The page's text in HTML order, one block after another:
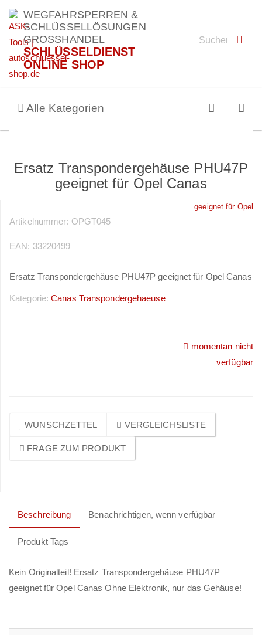
WEGFAHRSPERREN &
SCHLÜSSELLÖSUNGEN
GROSSHANDEL
SCHLÜSSELDIENST
ONLINE SHOP
Alle Kategorien
Ersatz Transpondergehäuse PHU47P
geeignet für Opel Canas
geeignet für Opel
Artikelnummer: OPGT045
EAN: 33220499
Ersatz Transpondergehäuse PHU47P geeignet für Opel Canas
Kategorie:Canas Transpondergehaeuse
momentan nicht
verfügbar
WUNSCHZETTEL VERGLEICHSLISTE
FRAGE ZUM PRODUKT
Beschreibung Benachrichtigen, wenn verfügbar
Produkt Tags
Kein Originalteil! Ersatz Transpondergehäuse PHU47P
geeignet für Opel Canas Ohne Elektronik, nur das Gehäuse!